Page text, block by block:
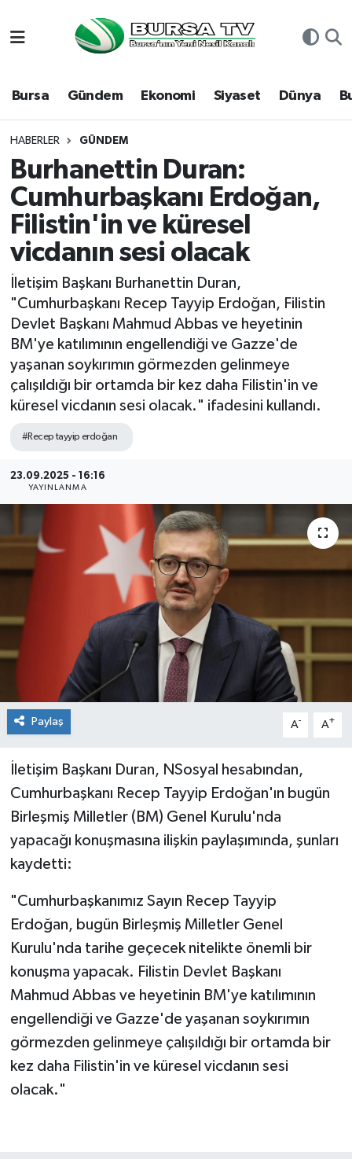
Bursa Gündem Ekonomi Siyaset Dünya
HABERLER GÜNDEM
Burhanettin Duran:
Cumhurbaşkanı Erdoğan,
Filistin'in ve küresel
vicdanın sesi olacak
İletişim Başkanı Burhanettin Duran,
"Cumhurbaşkanı Recep Tayyip Erdoğan, Filistin
Devlet Başkanı Mahmud Abbas ve heyetinin
BM'ye katılımının engellendiği ve Gazze'de
yaşanan soykırımın görmezden gelinmeye
çalışıldığı bir ortamda bir kez daha Filistin'in ve
küresel vicdanın sesi olacak." ifadesini kullandı.
#Recep tayyip erdoğan
23.09.2025 - 16:16
YAYINLANMA
Paylaş A- A+
İletişim Başkanı Duran, NSosyal hesabından,
Cumhurbaşkanı Recep Tayyip Erdoğan'ın bugün
Birleşmiş Milletler (BM) Genel Kurulu'nda
yapacağı konuşmasına ilişkin paylaşımında, şunları
kaydetti:
"Cumhurbaşkanımız Sayın Recep Tayyip
Erdoğan, bugün Birleşmiş Milletler Genel
Kurulu'nda tarihe geçecek nitelikte önemli bir
konuşma yapacak. Filistin Devlet Başkanı
Mahmud Abbas ve heyetinin BM'ye katılımının
engellendiği ve Gazze'de yaşanan soykırımın
görmezden gelinmeye çalışıldığı bir ortamda bir
kez daha Filistin'in ve küresel vicdanın sesi
olacak."
Bursa
Dünya
Eğitim
Ekonomi
Genel
Gündem
Magazin
Sağlık
Türkiye
Hava Durumu
Namaz Vakitleri
Trafik Durumu
Süper Lig Puan Durumu ve Fikstür
Tüm Manşetler
Son Dakika Haberleri
Haber Arşivi